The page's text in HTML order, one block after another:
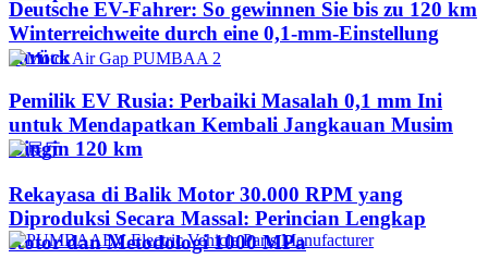
Deutsche EV-Fahrer: So gewinnen Sie bis zu 120 km
Winterreichweite durch eine 0,1-mm-Einstellung
zurück
Pemilik EV Rusia: Perbaiki Masalah 0,1 mm Ini
untuk Mendapatkan Kembali Jangkauan Musim
Dingin 120 km
Rekayasa di Balik Motor 30.000 RPM yang
Diproduksi Secara Massal: Perincian Lengkap
Rotor dan Metodologi 1000 MPa